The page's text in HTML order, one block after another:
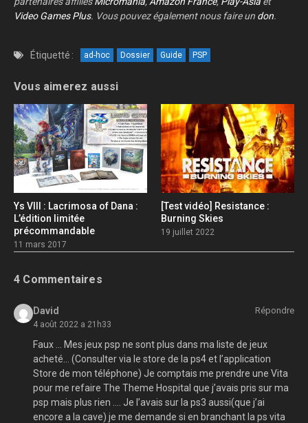
Video Games Plus. Vous pouvez également nous faire un don.
Étiquetté : ad-hoc Dossier Guide PSP
Vous aimerez aussi
Ys VIII : Lacrimosa of Dana :
L’édition limitée
précommandable
11 mars 2017
[Test vidéo] Resistance :
Burning Skies
19 juillet 2022
4 Commentaires
David
4 août 2022 a 21h33
Répondre
Faux … Mes jeux psp ne sont plus dans ma liste de jeux
acheté… (Consulter via le store de la ps4 et l’application
Store de mon téléphone) Je comptais me prendre une Vita
pour me refaire The Theme Hospital que j’avais pris sur ma
psp mais plus rien …. Je l’avais sur la ps3 aussi(que j’ai
encore a la cave) je me demande si en branchant la ps vita